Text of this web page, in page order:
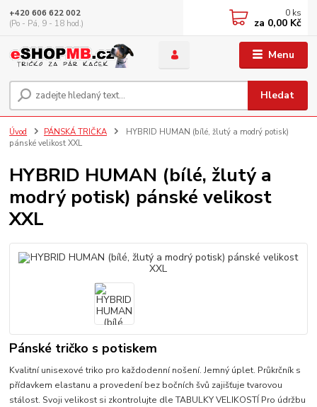
Menu
Hledat
+420 606 622 002
(Po - Pá, 9 - 18 hod.)
0 ks
za 0,00 Kč
Úvod PÁNSKÁ TRIČKA
HYBRID HUMAN (bílé, žlutý a modrý potisk)
pánské velikost XXL
HYBRID HUMAN (bílé, žlutý a
modrý potisk) pánské velikost
XXL
Pánské tričko s potiskem
Kvalitní unisexové triko pro každodenní nošení. Jemný úplet. Průkrčník s
přídavkem elastanu a provedení bez bočních švů zajišťuje tvarovou
stálost. Svoji velikost si zkontrolujte dle TABULKY VELIKOSTÍ Pro údržbu